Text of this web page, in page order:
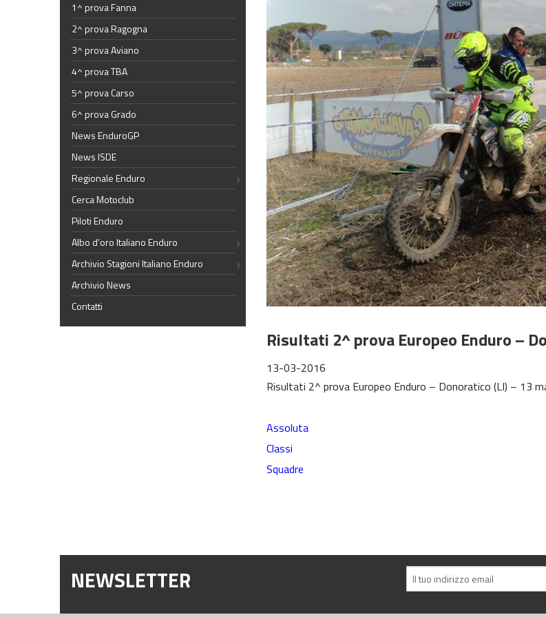
Risultati 2^ prova Europeo Enduro –
13-03-2016
Risultati 2^ prova Europeo Enduro – Donoratico (LI) – 13
Assoluta
Classi
Squadre
1^ prova Fanna
2^ prova Ragogna
3^ prova Aviano
4^ prova TBA
5^ prova Carso
6^ prova Grado
News EnduroGP
News ISDE
Regionale Enduro
Cerca Motoclub
Piloti Enduro
Albo d’oro Italiano Enduro
Archivio Stagioni Italiano Enduro
Archivio News
Contatti
NEWSLETTER